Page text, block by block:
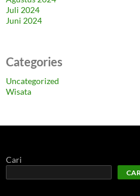
Juli 2024
Juni 2024
Categories
Uncategorized
Wisata
Cari